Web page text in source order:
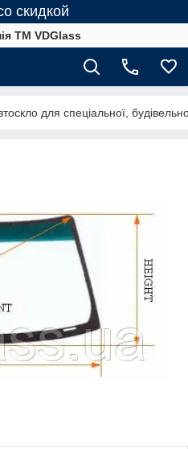
скидкой
ТМ VDGlass
для спеціальної,